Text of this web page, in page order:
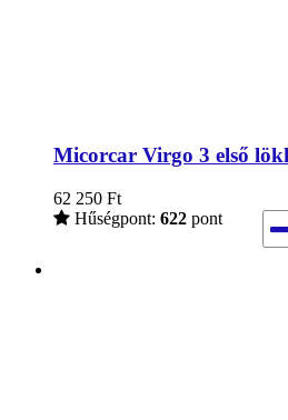
Micorcar Virgo 3 első
62 250 Ft
Hűségpont: 622 pont